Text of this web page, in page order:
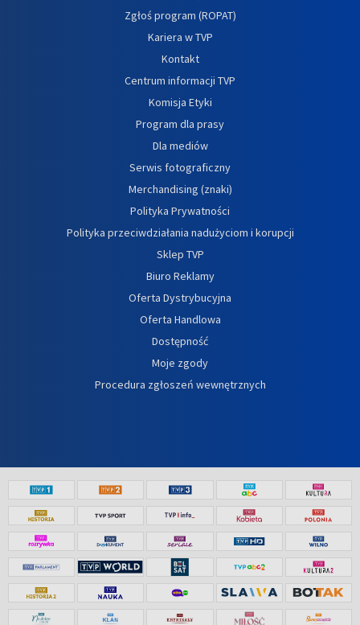
Zgłoś program (ROPAT)
Kariera w TVP
Kontakt
Centrum informacji TVP
Komisja Etyki
Program dla prasy
Dla mediów
Serwis fotograficzny
Merchandising (znaki)
Polityka Prywatności
Polityka przeciwdziałania nadużyciom i korupcji
Sklep TVP
Biuro Reklamy
Oferta Dystrybucyjna
Oferta Handlowa
Dostępność
Moje zgody
Procedura zgłoszeń wewnętrznych